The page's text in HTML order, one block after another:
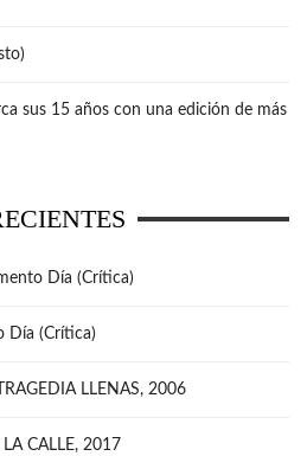
sus 15 años con una edición de más
Día (Crítica)
Día (Crítica)
LLENAS, 2006
CALLE, 2017